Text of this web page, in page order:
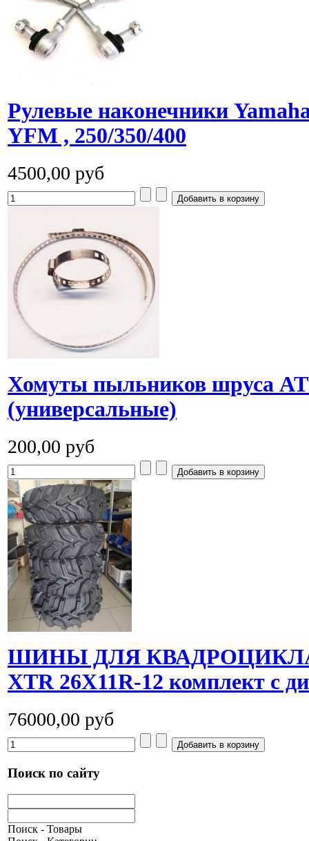
Рулевые наконечники
YFM , 250/350/400
4500,00 руб
Хомуты пыльников шруса
(универсальные)
200,00 руб
ШИНЫ ДЛЯ КВАДРОЦИКЛА
XTR 26X11R-12 комплект с
76000,00 руб
Поиск по сайту
Поиск - Товары